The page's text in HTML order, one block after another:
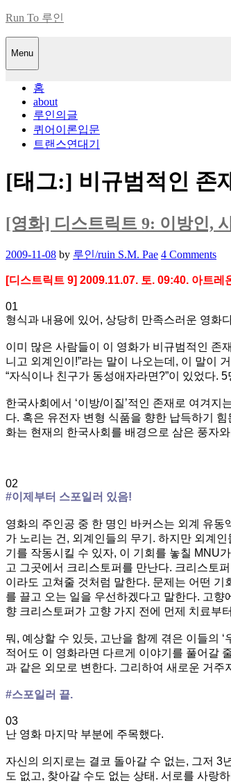
Skip
content
Run To 루인
Menu
홈
about
루인의글
퀴어이론입문
트랜스연대기
[태그:] 비규범적인 존
[영화] 디스트릭트 9: 이방인,
Posted
2009-11-08 by 루인/ruin S.M. Pae 4 Comments
[디스트릭트 9] 2009.11.07. 토. 09:40. 아트레
01
형식과 내용에 있어, 상당히 만족스러운 영화
이미 많은 사람들이 이 영화가 비규범적인 존
니고 외계인이!”라는 말이 나오는데, 이 말이
“자식이나 친구가 동성애자라면?”이 있었다.
한국사회에서 ‘이방/이질’적인 존재로 여겨
다. 혹은 유전자 변형 식품을 향한 납득하기
화는 현재의 한국사회를 배경으로 삼은 풍자
02
#이제부터 스포일러 있음!
영화의 주인공 중 한 명인 바커스는 외계 유
가 노리는 건, 외계인들의 무기. 하지만 외계
기를 작동시킬 수 있자, 이 기회를 놓칠 MNU
고 그곳에서 크리스토퍼를 만난다. 크리스토
이라도 고쳐줄 것처럼 말한다. 문제는 어떤
를 끌고 오는 일을 우선하겠다고 말한다. 고
향 크리스토퍼가 고향 가지 전에 먼제 치료부
뭐, 예상할 수 있듯, 고난을 함께 겪은 이들의
적어도 이 영화라면 다르게 이야기를 풀어갈
과 같은 외모로 변한다. 그리하여 새로운 거주
#스포일러 끝.
03
난 영화 마지막 부분에 주목했다.
자신의 의지로는 결코 돌아갈 수 없는, 그저 3
도 없고, 찾아갈 수도 없는 상태. 서로를 사랑